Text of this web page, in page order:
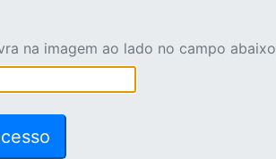
na imagem ao lado no campo abaixo